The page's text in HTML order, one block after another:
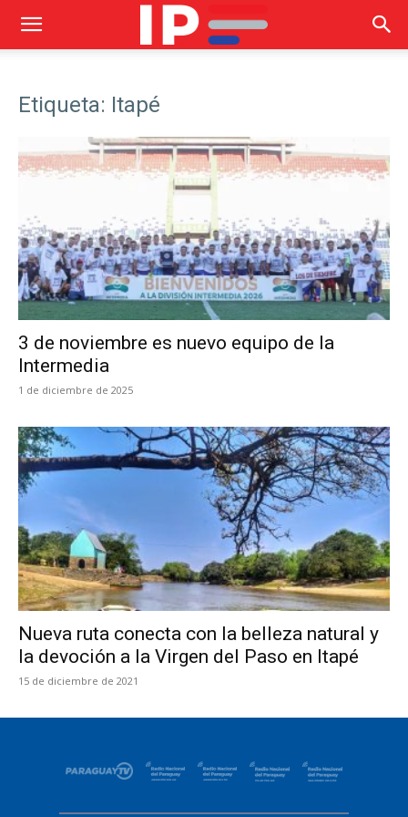
Etiqueta: Itapé
3 de noviembre es nuevo equipo de la
Intermedia
1 de diciembre de 2025
Nueva ruta conecta con la belleza natural y
la devoción a la Virgen del Paso en Itapé
15 de diciembre de 2021